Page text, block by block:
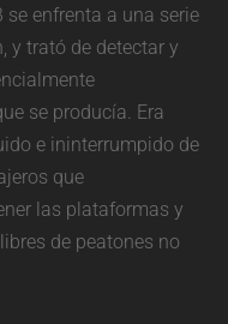
se enfrenta a una serie
y trató de detectar y
se producía. Era
e ininterrumpido de
que
las plataformas y
de peatones no